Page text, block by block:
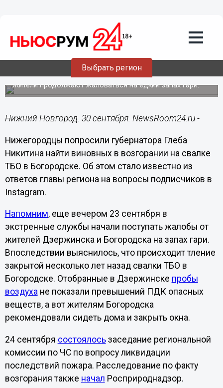
Выбрать регион
30.09.202012:21
Никитина попросили найти виновных в
возгорании богородской свалки
Жители продолжают жаловаться на едкий запах гари.
Нижний Новгород. 30 сентября. NewsRoom24.ru -
Нижегородцы попросили губернатора Глеба
Никитина найти виновных в возгорании на свалке
ТБО в Богородске. Об этом стало известно из
ответов главы региона на вопросы подписчиков в
Instagram.
Напомним, еще вечером 23 сентября в
экстренные службы начали поступать жалобы от
жителей Дзержинска и Богородска на запах гари.
Впоследствии выяснилось, что происходит тление
закрытой несколько лет назад свалки ТБО в
Богородске. Отобранные в Дзержинске пробы
воздухане показали превышений ПДК опасных
веществ, а вот жителям Богородска
рекомендовали сидеть дома и закрыть окна.
24 сентября состоялосьзаседание региональной
комиссии по ЧС по вопросу ликвидации
последствий пожара. Расследование по факту
возгорания также начал Росприроднадзор.